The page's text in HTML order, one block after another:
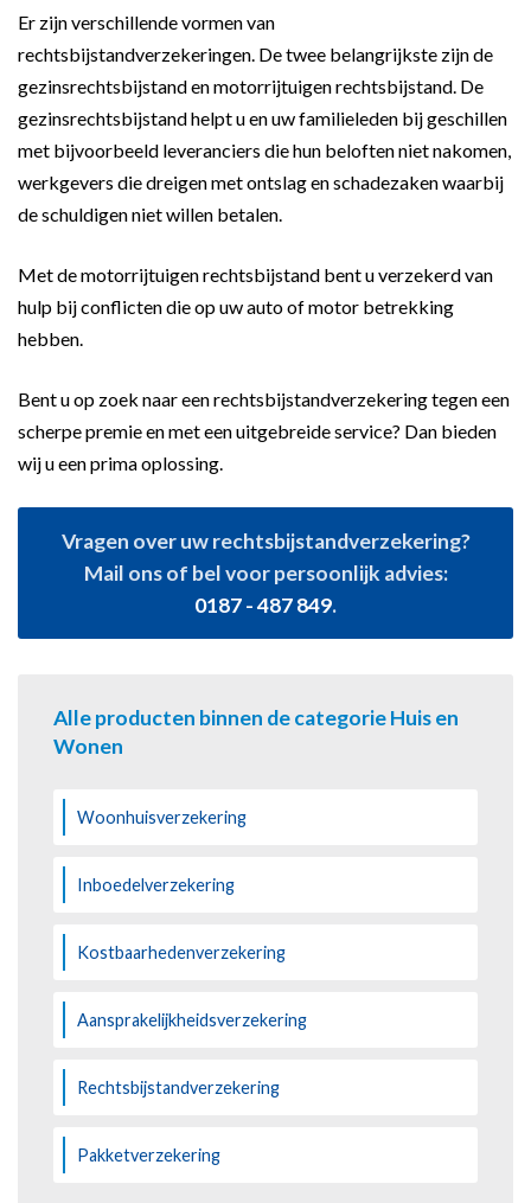
Er zijn verschillende vormen van
rechtsbijstandverzekeringen. De twee belangrijkste zijn de
gezinsrechtsbijstand en motorrijtuigen rechtsbijstand. De
gezinsrechtsbijstand helpt u en uw familieleden bij geschillen
met bijvoorbeeld leveranciers die hun beloften niet nakomen,
werkgevers die dreigen met ontslag en schadezaken waarbij
de schuldigen niet willen betalen.
Met de motorrijtuigen rechtsbijstand bent u verzekerd van
hulp bij conflicten die op uw auto of motor betrekking
hebben.
Bent u op zoek naar een rechtsbijstandverzekering tegen een
scherpe premie en met een uitgebreide service? Dan bieden
wij u een prima oplossing.
Vragen over uw rechtsbijstandverzekering?
Mail ons of bel voor persoonlijk advies:
0187 - 487 849.
Alle producten binnen de categorie Huis en
Wonen
Woonhuisverzekering
Inboedelverzekering
Kostbaarhedenverzekering
Aansprakelijkheidsverzekering
Rechtsbijstandverzekering
Pakketverzekering